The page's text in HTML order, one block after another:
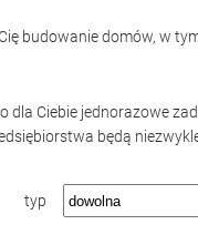
budowanie domów, w
Ciebie jednorazowe
będą
typ